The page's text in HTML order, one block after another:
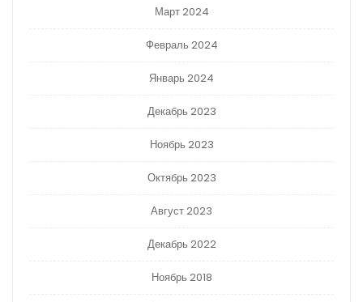
Март 2024
Февраль 2024
Январь 2024
Декабрь 2023
Ноябрь 2023
Октябрь 2023
Август 2023
Декабрь 2022
Ноябрь 2018